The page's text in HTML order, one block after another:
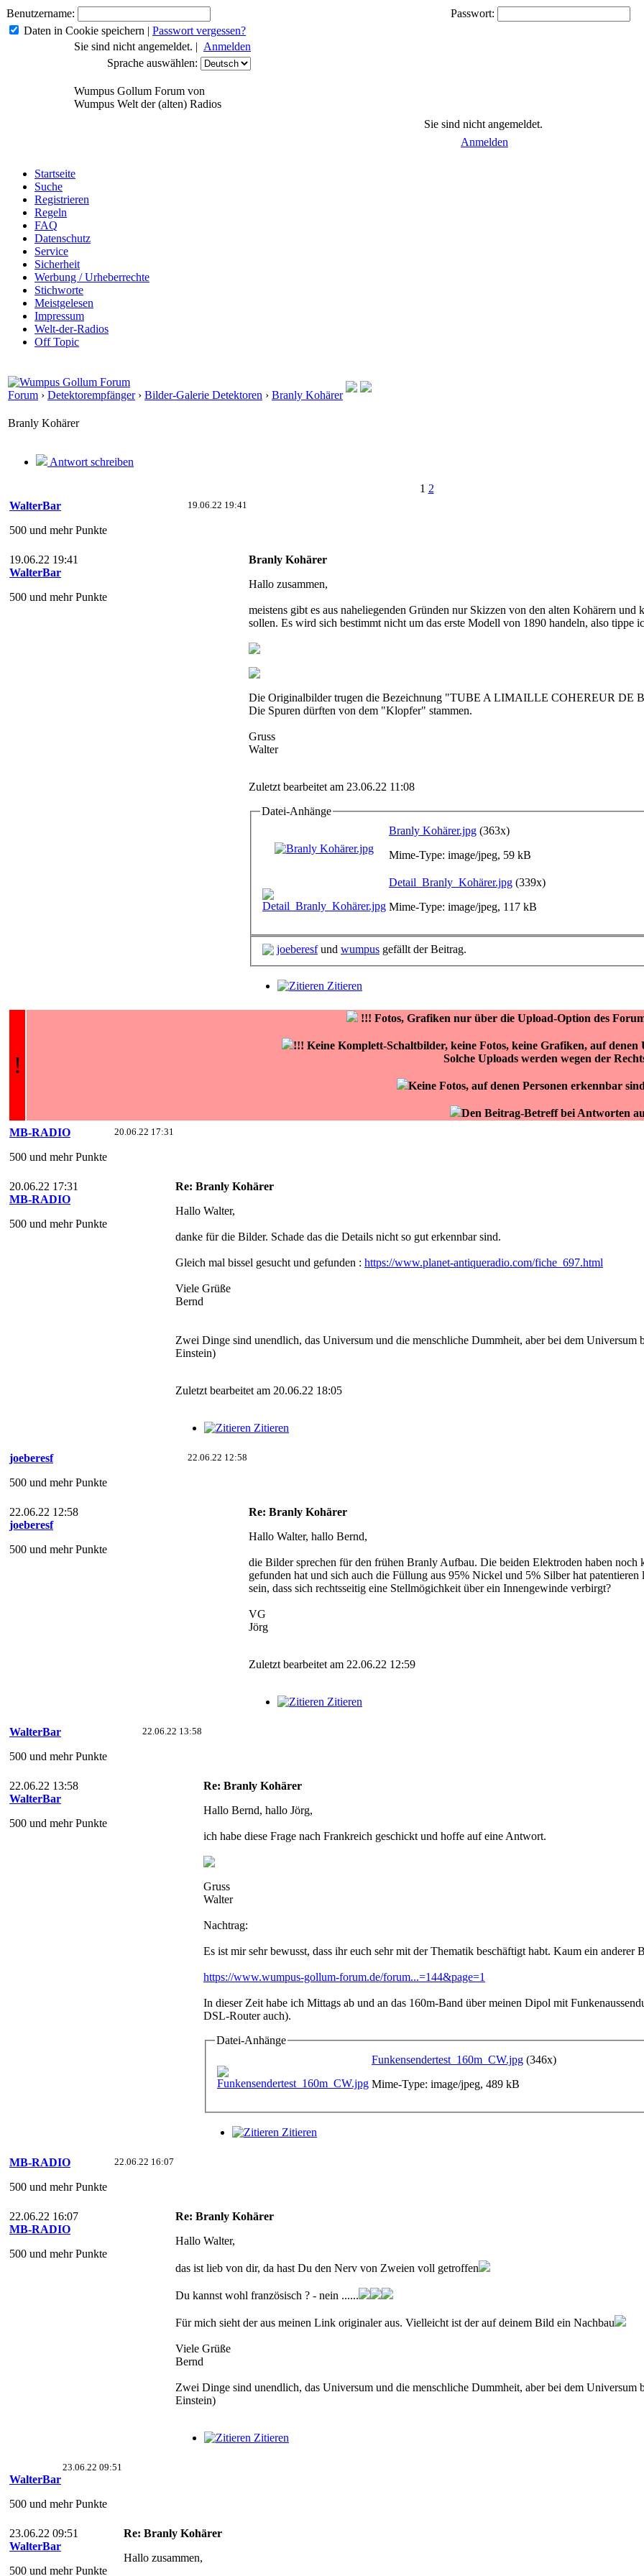
Benutzername:
Passwort:
Daten in Cookie speichern | Passwort vergessen?
Sie sind nicht angemeldet. | Anmelden
Sprache auswählen:
Wumpus Gollum Forum von
Wumpus Welt der (alten) Radios
Sie sind nicht angemeldet.
Anmelden
Startseite
Suche
Registrieren
Regeln
FAQ
Datenschutz
Service
Sicherheit
Werbung / Urheberrechte
Stichworte
Meistgelesen
Impressum
Welt-der-Radios
Off Topic
Forum › Detektorempfänger› Bilder-Galerie Detektoren › Branly Kohärer
Branly Kohärer
Antwort schreiben
1 2
19.06.22 19:41
WalterBar
500 und mehr Punkte
19.06.22 19:41
WalterBar
500 und mehr Punkte
Branly Kohärer
Hallo zusammen,
meistens gibt es aus naheliegenden Gründen nur Skizzen von den alten Kohärern
sollen. Es wird sich bestimmt nicht um das erste Modell von 1890 handeln, also tippe
Die Originalbilder trugen die Bezeichnung "TUBE A LIMAILLE COHEREUR DE
Die Spuren dürften von dem "Klopfer" stammen.
Gruss
Walter
Zuletzt bearbeitet am 23.06.22 11:08
Datei-Anhänge
Branly Kohärer.jpg (363x)
Mime-Type: image/jpeg, 59 kB
Detail_Branly_Kohärer.jpg (339x)
Mime-Type: image/jpeg, 117 kB
joeberesfund wumpus gefällt der Beitrag.
Zitieren
!
!!! Fotos, Grafiken nur über die Upload-Option des
!!! Keine Komplett-Schaltbilder, keine Fotos, keine Grafiken, auf
Solche Uploads werden wegen der
Keine Fotos, auf denen Personen erkennbar
Den Beitrag-Betreff bei Antworten
20.06.22 17:31
MB-RADIO
500 und mehr Punkte
20.06.22 17:31
MB-RADIO
500 und mehr Punkte
Re: Branly Kohärer
Hallo Walter,
danke für die Bilder. Schade das die Details nicht so gut erkennbar sind.
Gleich mal bissel gesucht und gefunden : https://www.planet-antiqueradio.com/fiche_697.html
Viele Grüße
Bernd
Zwei Dinge sind unendlich, das Universum und die menschliche Dummheit, aber bei dem
Einstein)
Zuletzt bearbeitet am 20.06.22 18:05
Zitieren
22.06.22 12:58
joeberesf
500 und mehr Punkte
22.06.22 12:58
joeberesf
500 und mehr Punkte
Re: Branly Kohärer
Hallo Walter, hallo Bernd,
die Bilder sprechen für den frühen Branly Aufbau. Die beiden Elektroden haben
gefunden hat und sich auch die Füllung aus 95% Nickel und 5% Silber hat
sein, dass sich rechtsseitig eine Stellmögichkeit über ein Innengewinde verbirgt?
VG
Jörg
Zuletzt bearbeitet am 22.06.22 12:59
Zitieren
22.06.22 13:58
WalterBar
500 und mehr Punkte
22.06.22 13:58
WalterBar
500 und mehr Punkte
Re: Branly Kohärer
Hallo Bernd, hallo Jörg,
ich habe diese Frage nach Frankreich geschickt und hoffe auf eine Antwort.
Gruss
Walter
Nachtrag:
Es ist mir sehr bewusst, dass ihr euch sehr mit der Thematik beschäftigt habt. Kaum ein anderer
https://www.wumpus-gollum-forum.de/forum...=144&page=1
In dieser Zeit habe ich Mittags ab und an das 160m-Band über meinen Dipol mit
DSL-Router auch).
Datei-Anhänge
Funkensendertest_160m_CW.jpg (346x)
Mime-Type: image/jpeg, 489 kB
Zitieren
22.06.22 16:07
MB-RADIO
500 und mehr Punkte
22.06.22 16:07
MB-RADIO
500 und mehr Punkte
Re: Branly Kohärer
Hallo Walter,
das ist lieb von dir, da hast Du den Nerv von Zweien voll getroffen
Du kannst wohl französisch ? - nein ......
Für mich sieht der aus meinen Link originaler aus. Vielleicht ist der auf deinem Bild ein Nachbau
Viele Grüße
Bernd
Zwei Dinge sind unendlich, das Universum und die menschliche Dummheit, aber bei dem
Einstein)
Zitieren
23.06.22 09:51
WalterBar
500 und mehr Punkte
23.06.22 09:51
WalterBar
500 und mehr Punkte
Re: Branly Kohärer
Hallo zusammen,